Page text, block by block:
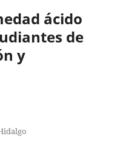
ácido
de
y